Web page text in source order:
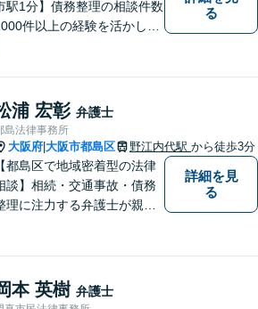
駅1分】債務整理の相談件数
件以上の経験を活かし、
者様が不安を抱かないよう
、わかりやすく的確なアド
イスを心がけております。
る
浦 宏彰 弁護士
島法律事務所
大阪府 大阪市都島区 野江内代駅 から徒歩3分
【都島区で地域密着型の法律
談】相続・交通事故・債務
理に注力する弁護士が親身
、まずはお気軽にご連絡く
さい。初回面談予約受付中
詳細を見
る
本 英樹 弁護士